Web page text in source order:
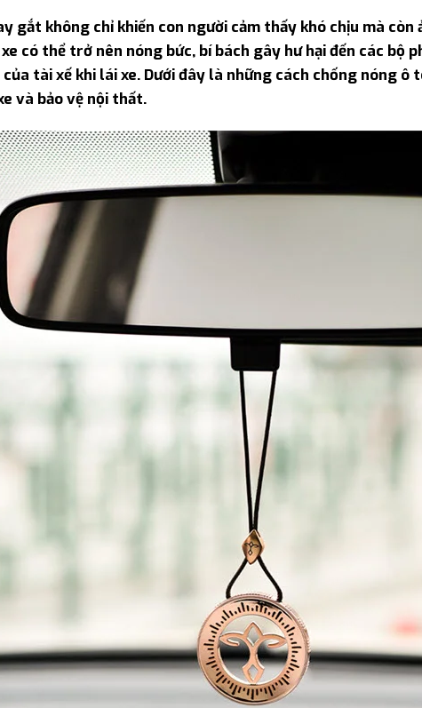
gắt không chỉ khiến con người cảm thấy khó chịu mà còn
có thể trở nên nóng bức, bí bách gây hư hại đến các bộ
tài xế khi lái xe. Dưới đây là những cách chống nóng ô
và bảo vệ nội thất.